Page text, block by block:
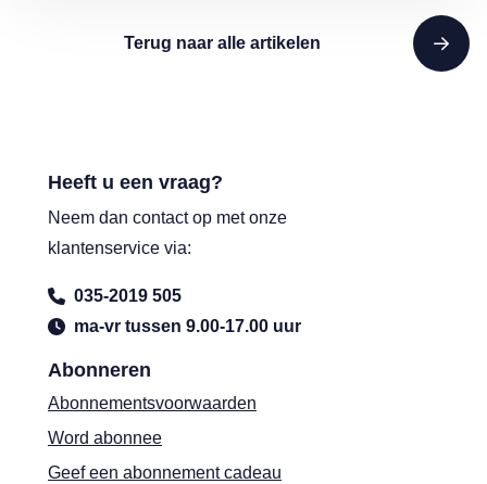
Terug naar alle artikelen
Abonneren
Abonnementsvoorwaarden
Word abonnee
Geef een abonnement cadeau
Heeft u een vraag?
Neem dan contact op met onze
klantenservice via:
035-2019 505
ma-vr tussen 9.00-17.00 uur